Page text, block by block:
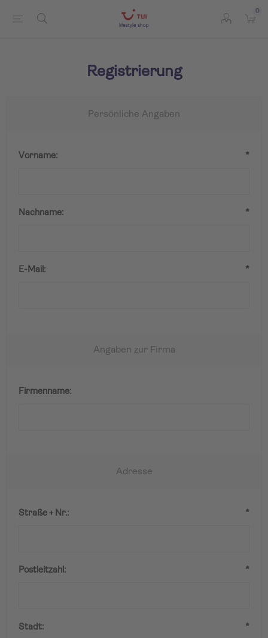
0
Registrierung
Persönliche Angaben
Vorname: *
Nachname: *
E-Mail: *
Angaben zur Firma
Firmenname:
Adresse
Straße + Nr.: *
Postleitzahl: *
Stadt: *